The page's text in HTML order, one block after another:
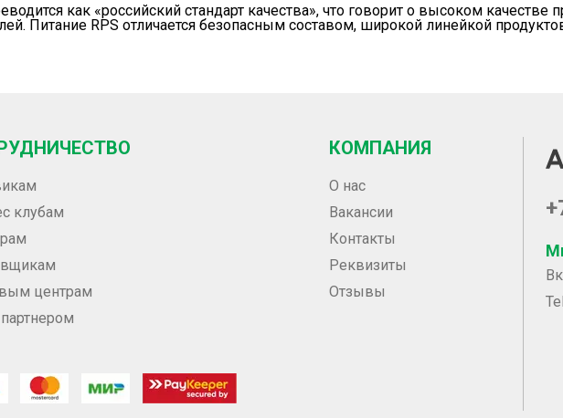
как «российский стандарт качества», что говорит о высоком качестве
Питание RPS отличается безопасным составом, широкой линейкой
клубам
центрам
КОМПАНИЯ
О нас
Вакансии
Контакты
Реквизиты
Отзывы